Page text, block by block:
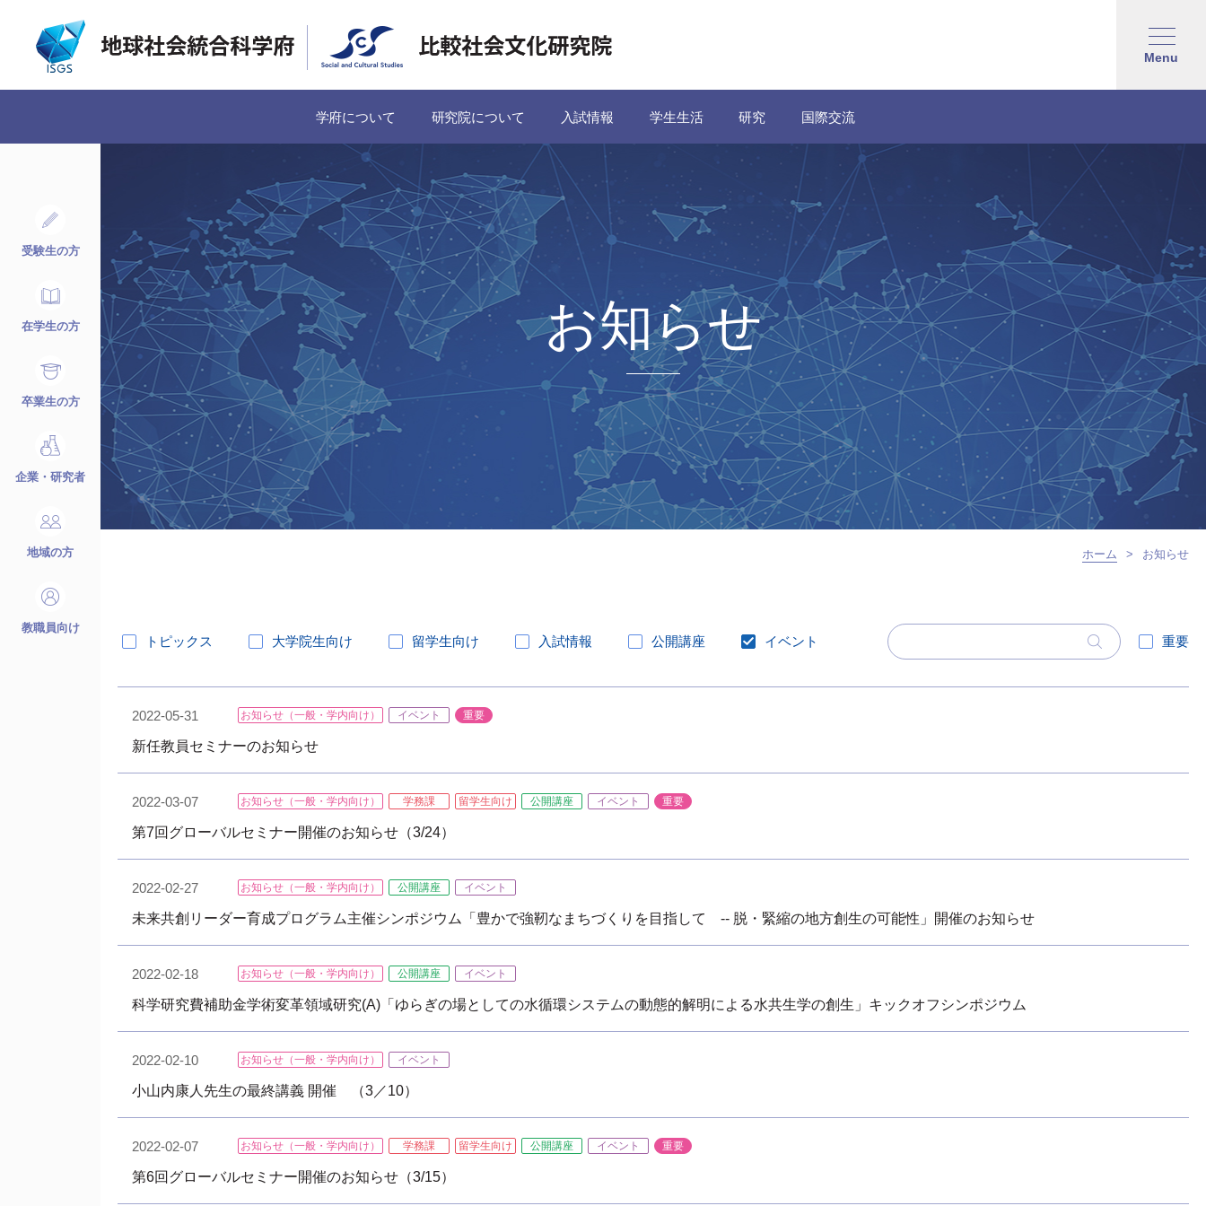
受験生の方
在学生の方
卒業生の方
企業・研究者
地域の方
教職員向け
Menu
学府について 研究院について 入試情報 学生生活 研究 国際交流
お知らせ
ホーム > お知らせ
重要
トピックス 大学院生向け 留学生向け 入試情報 公開講座 イベント
2022-05-31 お知らせ（一般・学内向け） イベント 重要
新任教員セミナーのお知らせ
2022-03-07 お知らせ（一般・学内向け） 学務課 留学生向け 公開講座 イベント 重要
第7回グローバルセミナー開催のお知らせ（3/24）
2022-02-27 お知らせ（一般・学内向け） 公開講座 イベント
未来共創リーダー育成プログラム主催シンポジウム「豊かで強靭なまちづくりを目指して -- 脱・緊縮の地方創生の可能性」開催のお知らせ
2022-02-18 お知らせ（一般・学内向け） 公開講座 イベント
科学研究費補助金学術変革領域研究(A)「ゆらぎの場としての水循環システムの動態的解明による水共生学の創生」キックオフシンポジウム
2022-02-10 お知らせ（一般・学内向け） イベント
小山内康人先生の最終講義 開催 （3／10）
2022-02-07 お知らせ（一般・学内向け） 学務課 留学生向け 公開講座 イベント 重要
第6回グローバルセミナー開催のお知らせ（3/15）